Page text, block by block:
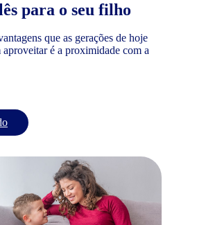
para o seu filho
que as gerações de hoje
aproveitar é a proximidade com a